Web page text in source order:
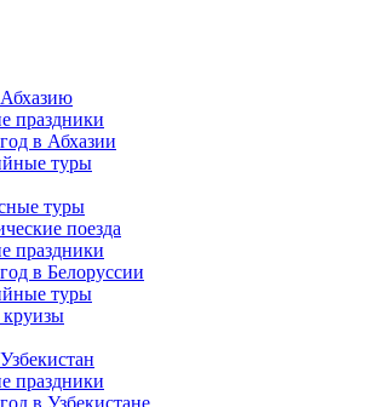
праздники
в Абхазии
туры
туры
поезда
праздники
в Белоруссии
туры
праздники
в Узбекистане